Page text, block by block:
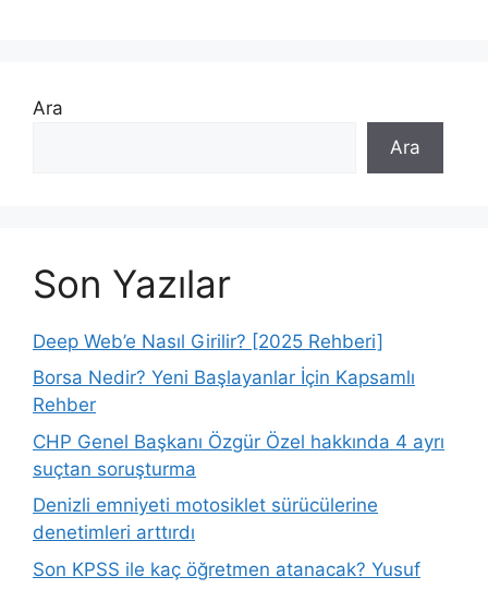
Ara
Ara
Son Yazılar
Deep Web’e Nasıl Girilir? [2025 Rehberi]
Borsa Nedir? Yeni Başlayanlar İçin Kapsamlı
Rehber
CHP Genel Başkanı Özgür Özel hakkında 4 ayrı
suçtan soruşturma
Denizli emniyeti motosiklet sürücülerine
denetimleri arttırdı
Son KPSS ile kaç öğretmen atanacak? Yusuf